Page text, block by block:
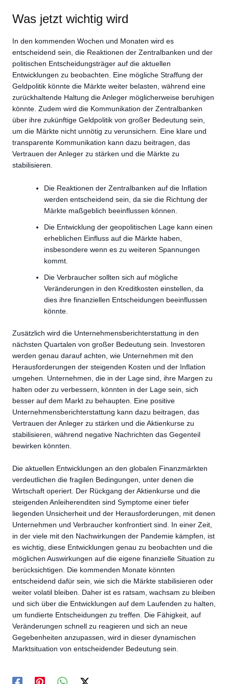
Was jetzt wichtig wird
In den kommenden Wochen und Monaten wird es
entscheidend sein, die Reaktionen der Zentralbanken und der
politischen Entscheidungsträger auf die aktuellen
Entwicklungen zu beobachten. Eine mögliche Straffung der
Geldpolitik könnte die Märkte weiter belasten, während eine
zurückhaltende Haltung die Anleger möglicherweise beruhigen
könnte. Zudem wird die Kommunikation der Zentralbanken
über ihre zukünftige Geldpolitik von großer Bedeutung sein,
um die Märkte nicht unnötig zu verunsichern. Eine klare und
transparente Kommunikation kann dazu beitragen, das
Vertrauen der Anleger zu stärken und die Märkte zu
stabilisieren.
Die Reaktionen der Zentralbanken auf die Inflation
werden entscheidend sein, da sie die Richtung der
Märkte maßgeblich beeinflussen können.
Die Entwicklung der geopolitischen Lage kann einen
erheblichen Einfluss auf die Märkte haben,
insbesondere wenn es zu weiteren Spannungen
kommt.
Die Verbraucher sollten sich auf mögliche
Veränderungen in den Kreditkosten einstellen, da
dies ihre finanziellen Entscheidungen beeinflussen
könnte.
Zusätzlich wird die Unternehmensberichterstattung in den
nächsten Quartalen von großer Bedeutung sein. Investoren
werden genau darauf achten, wie Unternehmen mit den
Herausforderungen der steigenden Kosten und der Inflation
umgehen. Unternehmen, die in der Lage sind, ihre Margen zu
halten oder zu verbessern, könnten in der Lage sein, sich
besser auf dem Markt zu behaupten. Eine positive
Unternehmensberichterstattung kann dazu beitragen, das
Vertrauen der Anleger zu stärken und die Aktienkurse zu
stabilisieren, während negative Nachrichten das Gegenteil
bewirken könnten.
Die aktuellen Entwicklungen an den globalen Finanzmärkten
verdeutlichen die fragilen Bedingungen, unter denen die
Wirtschaft operiert. Der Rückgang der Aktienkurse und die
steigenden Anleiherenditen sind Symptome einer tiefer
liegenden Unsicherheit und der Herausforderungen, mit denen
Unternehmen und Verbraucher konfrontiert sind. In einer Zeit,
in der viele mit den Nachwirkungen der Pandemie kämpfen, ist
es wichtig, diese Entwicklungen genau zu beobachten und die
möglichen Auswirkungen auf die eigene finanzielle Situation zu
berücksichtigen. Die kommenden Monate könnten
entscheidend dafür sein, wie sich die Märkte stabilisieren oder
weiter volatil bleiben. Daher ist es ratsam, wachsam zu bleiben
und sich über die Entwicklungen auf dem Laufenden zu halten,
um fundierte Entscheidungen zu treffen. Die Fähigkeit, auf
Veränderungen schnell zu reagieren und sich an neue
Gegebenheiten anzupassen, wird in dieser dynamischen
Marktsituation von entscheidender Bedeutung sein.